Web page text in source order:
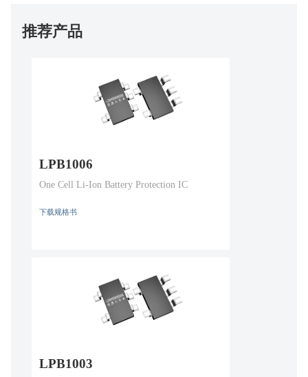
推荐产品
LPB1006
One Cell Li-Ion Battery Protection IC
下载规格书
LPB1003